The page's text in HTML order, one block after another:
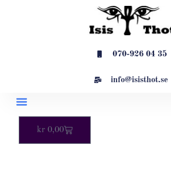
070-926 04 35
info@isisthot.se
kr 0,00Varukorg